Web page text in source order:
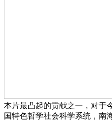
本片最凸起的贡献之一，对于
国特色哲学社会科学系统，南